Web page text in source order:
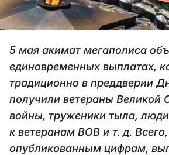
5 мая акимат мегаполиса
единовременных выплатах,
традиционно в преддверии
получили ветераны Великой
войны, труженики тыла,
к ветеранам ВОВ и т. д.
опубликованным цифрам,